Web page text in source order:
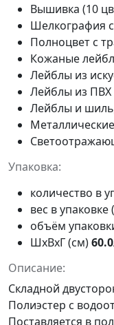
Вышивка (10
Шелкография
Полноцвет с
Кожаные
Лейблы из
Лейблы из ПВХ
Лейблы и
Упаковка:
количество в
вес в упаковке
объём
ШxВxГ (см)
Описание:
Складной
Полиэстер с
Поставляется в